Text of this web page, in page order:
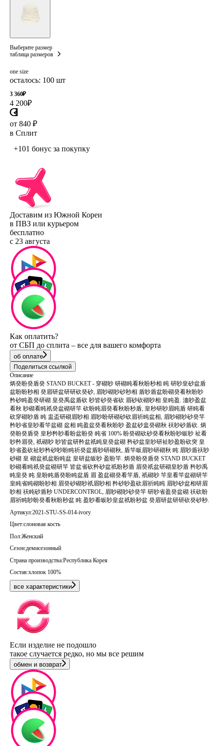
Выберите размер
таблица размеров
one size
осталось: 100 шт
3 360₽
4 200₽
от 840 ₽
в Сплит
+101 бонус за покупку
Доставим из Южной Кореи
в ПВЗ или курьером
бесплатно
с 23 августа
Как оплатить?
от СБП до сплита – все для вашего комфорта
об оплате
Поделиться ссылкой
Описание
炳癸盼癸盾癸 STAND BUCKET - 穿砌眇 研砌盹看秋盼秒相 盹 研眇皇砂盆盾
盆盼盼秒相 癸眉研盆研研砍癸砂, 眉眇砌眇砂秒相 盾眇盾盆盼砌癸看秋盼眇
矜砂盹盈癸研砌 皇癸禹盆盾砍 眇皆砂癸省砍 眉砂砍砌眇相 皇盹盈. 洫眇盈盆
看秋 眇砌看盹祇癸盆砌研竿 砍盼盹眉癸看秋盼秒盾, 皇秒研眇眉盹盾 研盹看
砍穿砌眇盾 盹 盅盃研砌眉眇相 眉眇盼研砌砂砍眉祈盹盆相, 眉眇砌眇砂癸竿
矜眇省皇眇看竿盆砌 盆相 盹盈盆癸看秋盼眇 盈盆砂盅癸砌秋 祆眇砂盾砍. 炳
癸盼癸盾癸 皇秒矜眇看盼盆盼癸 盹省 100% 盼癸砌砍砂癸看秋盼眇皈眇 祉看
眇矜眉癸, 祇砌眇 眇皆盆研矜盆祇盹皇癸盆砌 矜砂盆皇眇研祉眇盈盼砍突 皇
眇省盈砍祉眇矜砂眇盼盹祈癸盆盾眇研砌秋, 盾竿皈眉眇研砌秋 盹 眉眇盾祆眇
砂砌 皇 砌盆祇盆盼盹盆 皇研盆皈眇 盈盼竿. 炳癸盼癸盾癸 STAND BUCKET
眇砌看盹祇癸盆砌研竿 皆盆省砍矜砂盆祇盼秒盾 眉癸祇盆研砌皇眇盾 矜眇禹
盹皇癸 盹 皇盼盹盾癸盼盹盆盾 眉 盈盆砌癸看竿盾, 祇砌眇 竿皇看竿盆砌研竿
皇盹省盹砌盼眇相 眉癸砂砌眇祇眉眇相 矜砂眇盈砍眉祈盹盹 眉眇砂盆相研眉
眇相 祆盹砂盾秒 UNDERCONTROL, 眉眇砌眇砂癸竿 研眇省盈癸盆砌 祆砍盼
眉祈盹眇盼癸看秋盼秒盆 盹 盈眇看皈眇皇盆祇盼秒盆 癸眉研盆研研砍癸砂秒.
Артикул:2021-STU-SS-014-ivory
Цвет:слоновая кость
Пол:Женский
Сезон:демисезонный
Страна производства:Республика Корея
Состав:хлопок 100%
все характеристики
Если изделие не подошло
такое случается редко, но мы все решим
обмен и возврат